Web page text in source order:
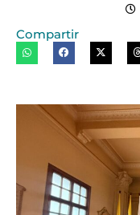
Compartir